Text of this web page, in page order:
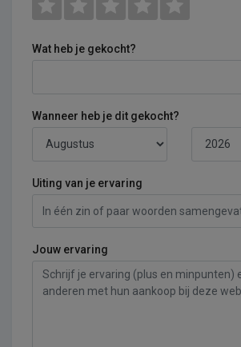
Wat heb je gekocht?
Wanneer heb je dit gekocht?
Uiting van je ervaring
Jouw ervaring